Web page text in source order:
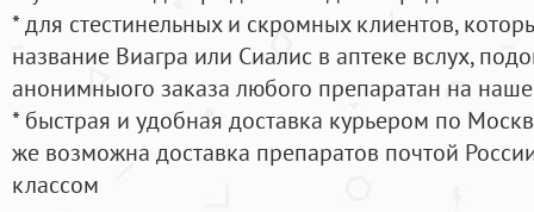
* для стестинельных и скромных клиентов,
название Виагра или Сиалис в аптеке вслух,
анонимныого заказа любого препаратан на
* быстрая и удобная доставка курьером по
же возможна доставка препаратов почтой
классом